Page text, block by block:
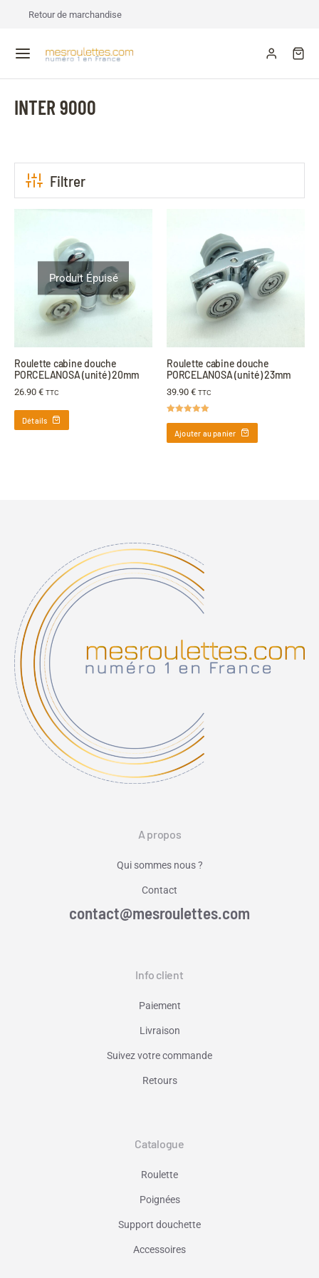
Retour de marchandise
INTER 9000
Filtrer
Produit Épuisé
Roulette cabine douche
PORCELANOSA (unité) 20mm
26.90 € TTC
Détails
Roulette cabine douche
PORCELANOSA (unité) 23mm
39.90 € TTC
Ajouter au panier
A propos
Qui sommes nous ?
Contact
contact@mesroulettes.com
Info client
Paiement
Livraison
Suivez votre commande
Retours
Catalogue
Roulette
Poignées
Support douchette
Accessoires